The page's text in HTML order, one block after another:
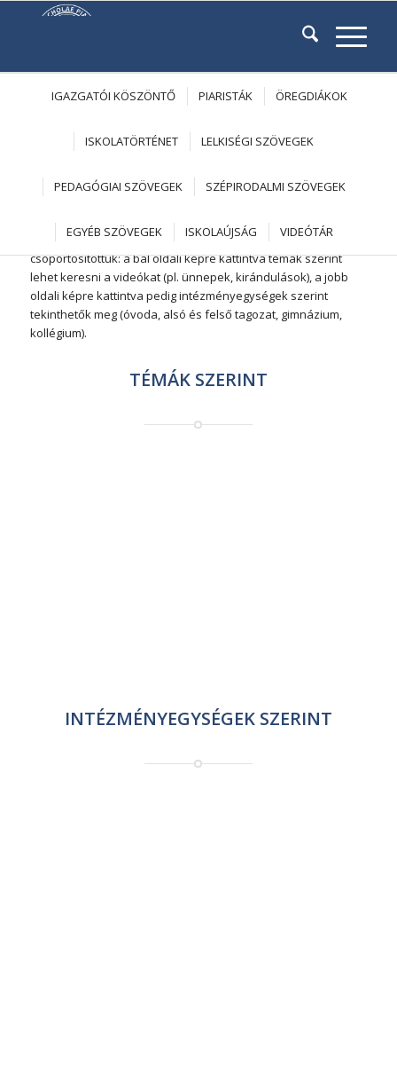
IGAZGATÓI KÖSZÖNTŐ PIARISTÁK ÖREGDIÁKOK
ISKOLATÖRTÉNET LELKISÉGI SZÖVEGEK
PEDAGÓGIAI SZÖVEGEK SZÉPIRODALMI SZÖVEGEK
EGYÉB SZÖVEGEK ISKOLAÚJSÁG VIDEÓTÁR
VIDEÓK
Erről az oldalról az iskolai és óvodai életről, eseményekről
készült videók érhetők el. A videókat kétféleképpen
csoportosítottuk: a bal oldali képre kattintva témák szerint
lehet keresni a videókat (pl. ünnepek, kirándulások), a jobb
oldali képre kattintva pedig intézményegységek szerint
tekinthetők meg (óvoda, alsó és felső tagozat, gimnázium,
kollégium).
TÉMÁK SZERINT
INTÉZMÉNYEGYSÉGEK SZERINT